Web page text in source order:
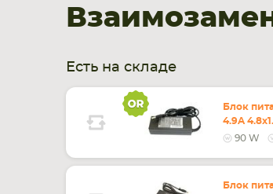
Есть на складе
Блок
4.9A
90 W
Блок